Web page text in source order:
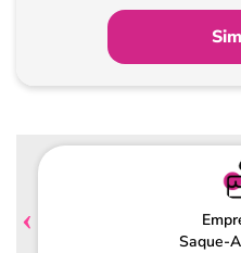
Pagamento
Saque-